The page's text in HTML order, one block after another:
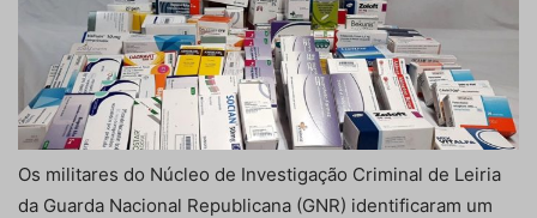
Os militares do Núcleo de Investigação Criminal de Leiria
da Guarda Nacional Republicana (GNR) identificaram um